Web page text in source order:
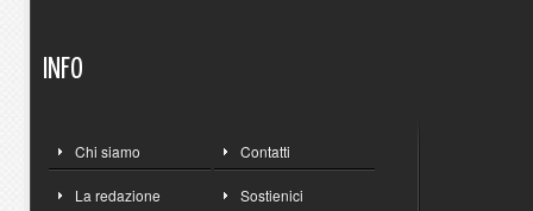
INFO
Chi siamo Contatti
La redazione Sostienici